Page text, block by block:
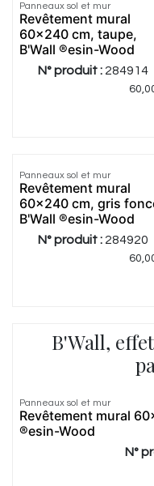
Panneaux sol et mur
Revêtement mural
60x240 cm, taupe,
B'Wall ®esin-Wood
N° produit : 284914
Panneaux sol et mur
Revêtement mural
60x240 cm, gris
B'Wall ®esin-Wood
N° produit : 284920
B'Wall,
Panneaux sol et mur
Revêtement mural
®esin-Wood
N°